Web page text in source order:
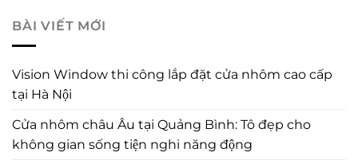
BÀI VIẾT MỚI
Vision Window thi công lắp đặt cửa nhôm cao cấp
tại Hà Nội
Cửa nhôm châu Âu tại Quảng Bình: Tô đẹp cho
không gian sống tiện nghi năng động